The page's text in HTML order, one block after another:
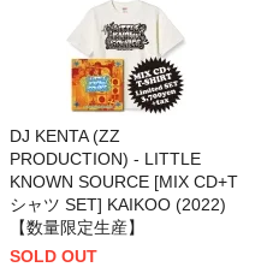
DJ KENTA (ZZ
PRODUCTION) - LITTLE
KNOWN SOURCE [MIX CD+T
シャツ SET] KAIKOO (2022)
【数量限定生産】
SOLD OUT